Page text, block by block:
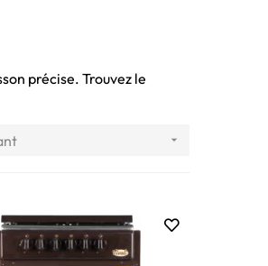
précise. Trouvez le
